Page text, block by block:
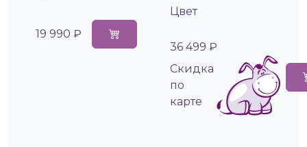
19 990 ₽
Цвет
36 499 ₽
Cкидка
по
карте